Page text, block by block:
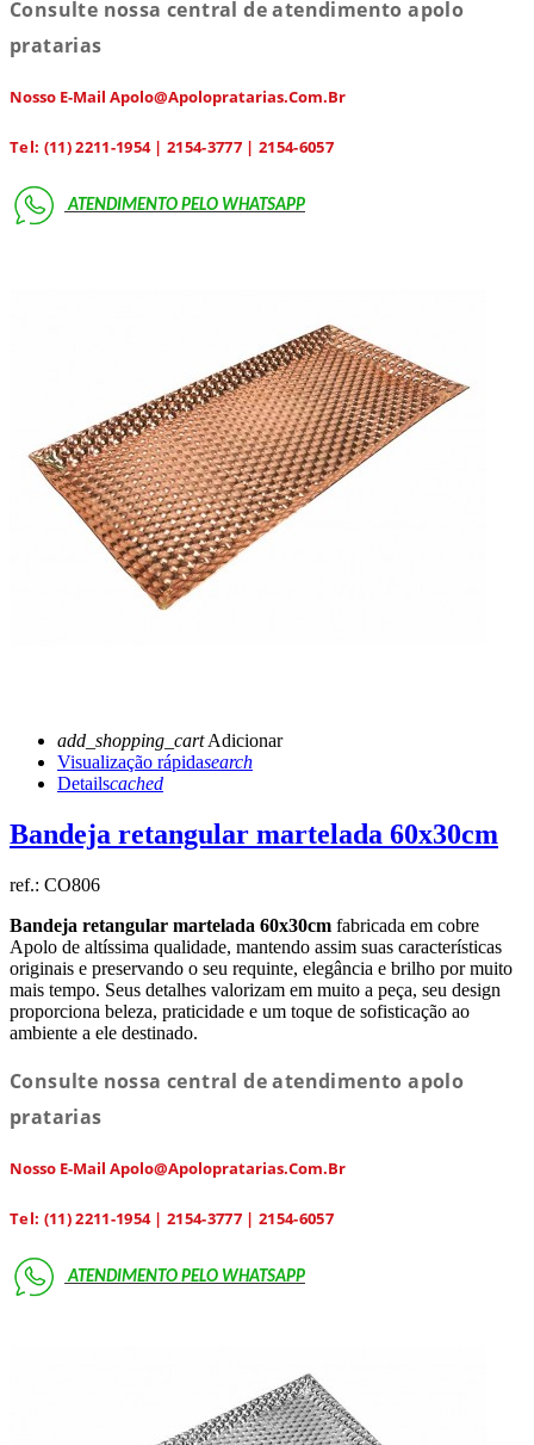
Consulte nossa central de atendimento apolo
pratarias
Nosso E-Mail Apolo@apolopratarias.com.br
Tel: (11) 2211-1954 | 2154-3777 | 2154-6057
ATENDIMENTO PELO WHATSAPP
add_shopping_cartAdicionar
Visualização rápidasearch
Detailscached
Bandeja retangular martelada 60x30cm
ref.: CO806
Bandeja retangular martelada 60x30cm fabricada em cobre
Apolo de altíssima qualidade, mantendo assim suas características
originais e preservando o seu requinte, elegância e brilho por muito
mais tempo. Seus detalhes valorizam em muito a peça, seu design
proporciona beleza, praticidade e um toque de sofisticação ao
ambiente a ele destinado.
Consulte nossa central de atendimento apolo
pratarias
Nosso E-Mail Apolo@apolopratarias.com.br
Tel: (11) 2211-1954 | 2154-3777 | 2154-6057
ATENDIMENTO PELO WHATSAPP